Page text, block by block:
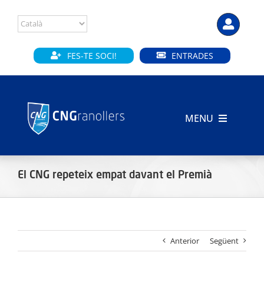
content
FES-TE SOCI! ENTRADES
MENU
El CNG repeteix empat davant el Premià
Anterior Següent